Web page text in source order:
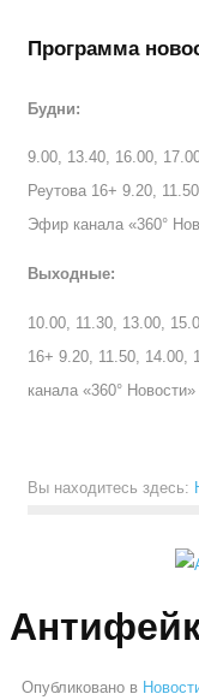
Программа
Будни:
9.00, 13.40, 16.00,
Реутова 16+ 9.20,
Эфир канала «360°
Выходные:
10.00, 11.30, 13.00,
16+ 9.20, 11.50, 14.00,
канала «360° Новости»
Вы находитесь здесь:
Опубликовано в